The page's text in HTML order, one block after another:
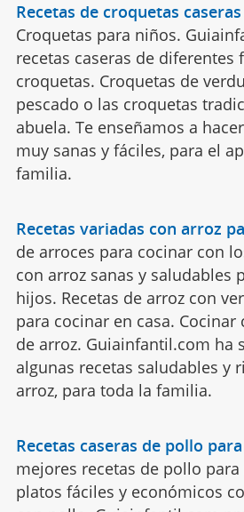
Recetas de croquetas
Croquetas para niños.
recetas caseras de diferentes
croquetas. Croquetas de
pescado o las croquetas
abuela. Te enseñamos a
muy sanas y fáciles, para el
familia.
Recetas variadas con arroz
de arroces para cocinar con
con arroz sanas y saludables
hijos. Recetas de arroz con
para cocinar en casa. Cocinar
de arroz. Guiainfantil.com ha
algunas recetas saludables y
arroz, para toda la familia.
Recetas caseras de pollo
mejores recetas de pollo para
platos fáciles y económicos